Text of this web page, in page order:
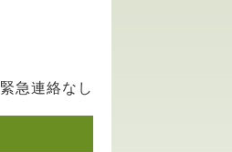
緊急連絡なし